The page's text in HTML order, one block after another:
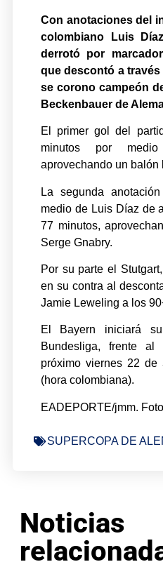
Con anotaciones del
colombiano Luis
derrotó por
que descontó a
se corono campeón
Beckenbauer de
El primer gol del
minutos por
aprovechando un balón
La segunda
medio de Luis Díaz de
77 minutos,
Serge Gnabry.
Por su parte el
en su contra al
Jamie Leweling a los
El Bayern iniciará
Bundesliga, frente
próximo viernes 22
(hora colombiana).
EADEPORTE/jmm.
SUPERCOPA DE
Noticias